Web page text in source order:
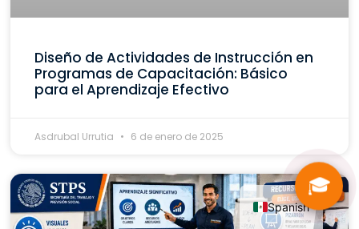
Diseño de Actividades de Instrucción en
Programas de Capacitación: Básico
para el Aprendizaje Efectivo
Asdrubal Urrutia 6 de enero de 2025
🎓
Spanish